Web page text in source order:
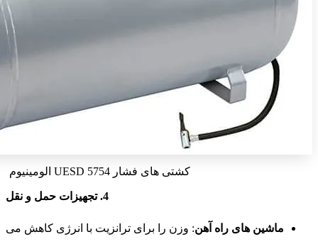
کشتی های فشار UESD 5754 الومینیوم
4. تجهیزات حمل و نقل
ماشین های راه آهن: وزن را برای ترانزیت با انرژی کاهش می